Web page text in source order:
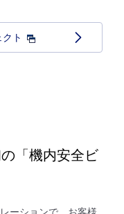
ト
「機内安全ビ